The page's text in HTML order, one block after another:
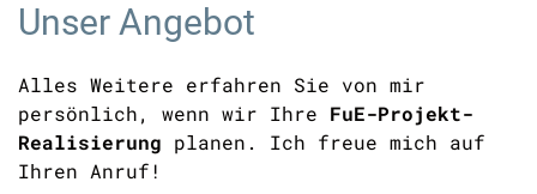
Unser Angebot
Alles Weitere erfahren Sie von mir
persönlich, wenn wir Ihre FuE-Projekt-
Realisierung planen. Ich freue mich auf
Ihren Anruf!